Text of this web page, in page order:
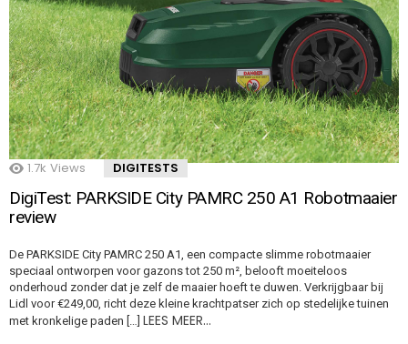
1.7k Views DIGITESTS
DigiTest: PARKSIDE City PAMRC 250 A1 Robotmaaier
review
De PARKSIDE City PAMRC 250 A1, een compacte slimme robotmaaier
speciaal ontworpen voor gazons tot 250 m², belooft moeiteloos
onderhoud zonder dat je zelf de maaier hoeft te duwen. Verkrijgbaar bij
Lidl voor €249,00, richt deze kleine krachtpatser zich op stedelijke tuinen
met kronkelige paden […] LEES MEER…